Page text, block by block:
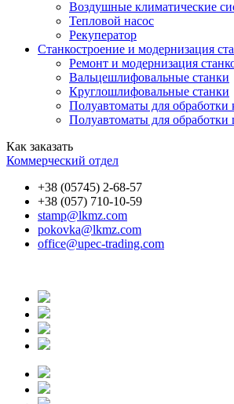
Воздушные климатические
Тепловой насос
Рекуператор
Станкостроение и модернизация
Ремонт и модернизация
Вальцешлифовальные станки
Круглошлифовальные станки
Полуавтоматы для обработки
Полуавтоматы для обработки
Как заказать
Коммерческий отдел
+38 (05745) 2-68-57
+38 (057) 710-10-59
stamp@lkmz.com
pokovka@lkmz.com
office@upec-trading.com